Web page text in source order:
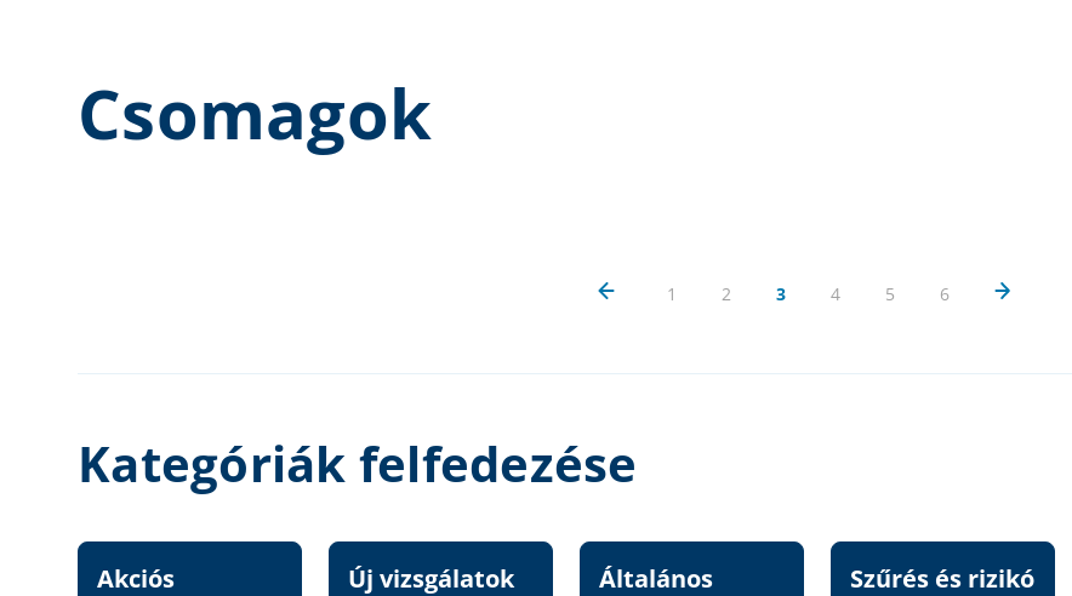
Csomagok
1 2 3 4 5 6
Kategóriák felfedezése
Akciós
Új vizsgálatok
Általános
Szűrés és rizikó